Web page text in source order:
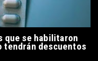
que se habilitaron
tendrán descuentos